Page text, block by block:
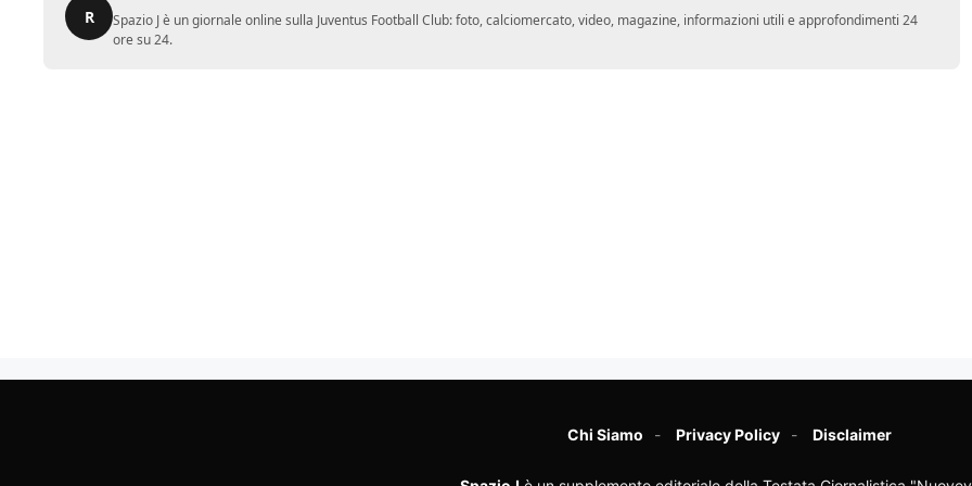
R
Spazio J è un giornale online sulla Juventus Football Club: foto, calciomercato, video, magazine, informazioni utili e approfondimenti 24
ore su 24.
Chi Siamo Privacy Policy Disclaimer